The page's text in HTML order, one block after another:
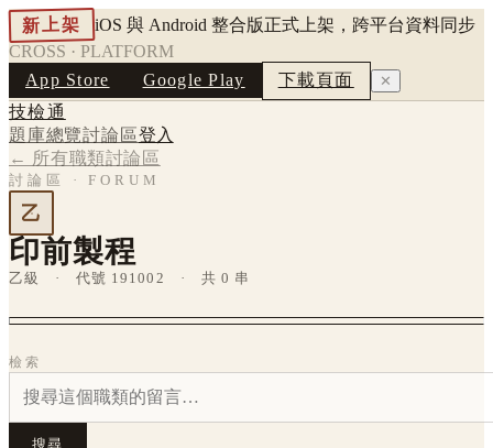
新上架
iOS 與 Android 整合版正式上架，跨平台資料同步
CROSS · PLATFORM
App Store
Google Play 下載頁面 ✕
技檢通
題庫總覽討論區登入
← 所有職類討論區
討論區 · FORUM
乙
印前製程
乙級 · 代號 191002 · 共 0 串
檢索
搜尋